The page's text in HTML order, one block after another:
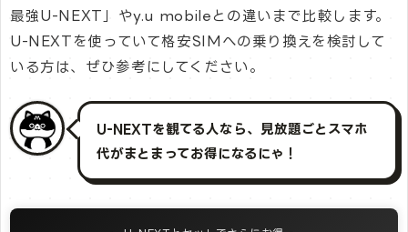
最強U-NEXT」やy.u mobileとの違いまで比較します。
U-NEXTを使っていて格安SIMへの乗り換えを検討して
いる方は、ぜひ参考にしてください。
U-NEXTを観てる人なら、見放題ごとスマホ
代がまとまってお得になるにゃ！